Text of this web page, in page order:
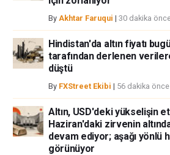
By Akhtar Faruqui | 30 dakika
Hindistan'da altın fiyatı
tarafından derlenen
düştü
By FXStreet Ekibi | 56 dakika önce
Altın, USD'deki yükselişin
Haziran'daki zirvenin
devam ediyor; aşağı yönlü
görünüyor